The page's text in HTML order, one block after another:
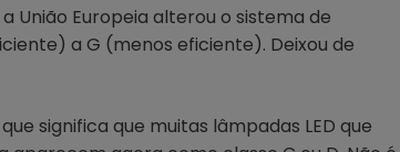
União Europeia alterou o sistema de
a G (menos eficiente). Deixou de
significa que muitas lâmpadas LED que